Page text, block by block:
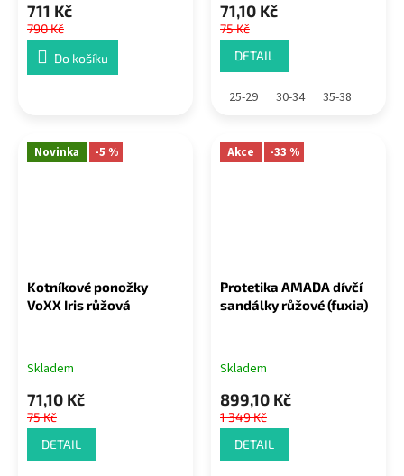
711 Kč
790 Kč
Do košíku
71,10 Kč
75 Kč
DETAIL
25-29 30-34 35-38
Novinka -5 %
Kotníkové ponožky
VoXX Iris růžová
Skladem
71,10 Kč
75 Kč
DETAIL
Akce -33 %
Protetika AMADA dívčí
sandálky růžové (fuxia)
Skladem
899,10 Kč
1 349 Kč
DETAIL